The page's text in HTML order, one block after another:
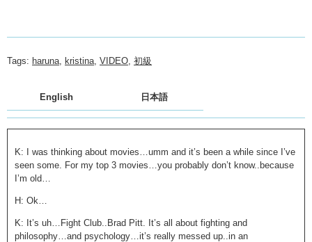
Tags: haruna, kristina, VIDEO, 初級
English 日本語
K: I was thinking about movies…umm and it’s been a while since I’ve
seen some. For my top 3 movies…you probably don’t know..because
I’m old…
H: Ok…
K: It’s uh…Fight Club..Brad Pitt. It’s all about fighting and
philosophy…and psychology…it’s really messed up..in an